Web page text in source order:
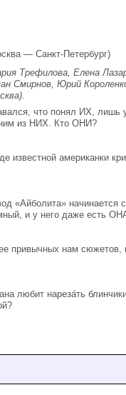
— Санкт-Петербург)
Трефилова, Елена
Смирнов, Юрий
что понял ИХ, лишь
из НИХ. Кто ОНИ?
известной американки
«Айболита» начинается
и у него даже есть
привычных нам сюжетов,
любит нареза́ть